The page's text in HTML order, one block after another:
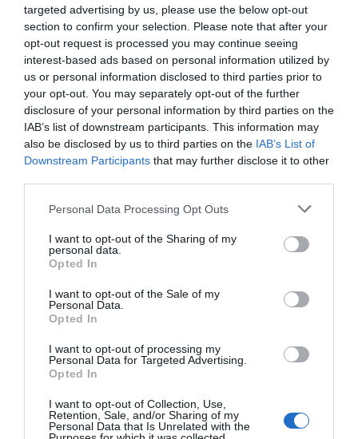
targeted advertising by us, please use the below opt-out
section to confirm your selection. Please note that after your
opt-out request is processed you may continue seeing
interest-based ads based on personal information utilized by
us or personal information disclosed to third parties prior to
your opt-out. You may separately opt-out of the further
disclosure of your personal information by third parties on the
IAB’s list of downstream participants. This information may
also be disclosed by us to third parties on the IAB’s List of
Downstream Participants that may further disclose it to other
Personal Data Processing Opt Outs
I want to opt-out of the Sharing of my
personal data.
Opted In
I want to opt-out of the Sale of my
Personal Data.
Opted In
I want to opt-out of processing my
Personal Data for Targeted Advertising.
Opted In
I want to opt-out of Collection, Use,
Retention, Sale, and/or Sharing of my
Personal Data that Is Unrelated with the
Dags att ge Rimbo mer makt?
Robert Beronius
Kultur/Nöje
Punkfestivalen Byskvaller växer –
satsar på hela familjen
Gary Moore-veteran gästar
Northbay Rovers i Norrtälje
”Vad händer på byn?” passerar 50
000 medlemmar